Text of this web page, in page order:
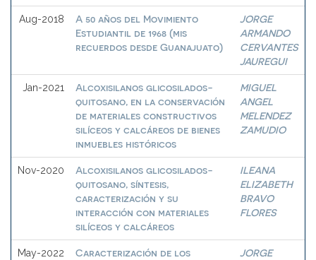
Aug-2018
A 50 años del Movimiento
Estudiantil de 1968 (mis
recuerdos desde Guanajuato)
JORGE
ARMANDO
CERVANTES
JAUREGUI
Jan-2021
Alcoxisilanos glicosilados-
quitosano, en la conservación
de materiales constructivos
silíceos y calcáreos de bienes
inmuebles históricos
MIGUEL
ANGEL
MELENDEZ
ZAMUDIO
Nov-2020
Alcoxisilanos glicosilados-
quitosano, síntesis,
caracterización y su
interacción con materiales
silíceos y calcáreos
ILEANA
ELIZABETH
BRAVO
FLORES
May-2022
Caracterización de los
JORGE